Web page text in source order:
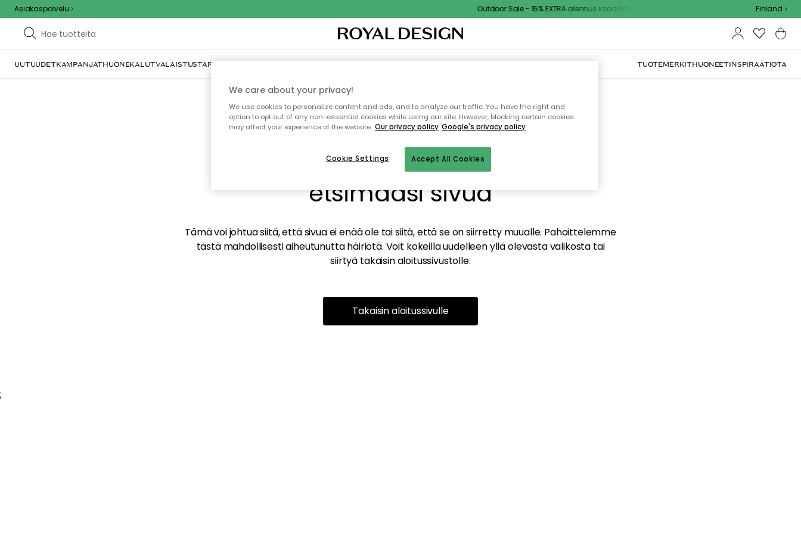
Asiakaspalvelu Outdoor Sale - 15% EXTRA alennus koodilla Finland
UUTUUDETKAMPANJATHUONEKALUTVALAISTUSTARJOILU JA KATTAUSSISUSTUSTEKSTIILIT & MATOTKEITTIÖSÄILYTYSULKOKALUSTEET TUOTEMERKITHUONEETINSPIRAATIOTA
Emme valitettavasti löydä
etsimääsi sivua
Tämä voi johtua siitä, että sivua ei enää ole tai siitä, että se on siirretty muualle. Pahoittelemme
tästä mahdollisesti aiheutunutta häiriötä. Voit kokeilla uudelleen yllä olevasta valikosta tai
siirtyä takaisin aloitussivustolle.
Takaisin aloitussivulle
;
We care about your privacy!
We use cookies to personalize content and ads, and to analyze our traffic. You have the right and
option to opt out of any non-essential cookies while using our site. However, blocking certain cookies
may affect your experience of the website. Our privacy policy Google's privacy policy
Accept All Cookies
Cookie Settings